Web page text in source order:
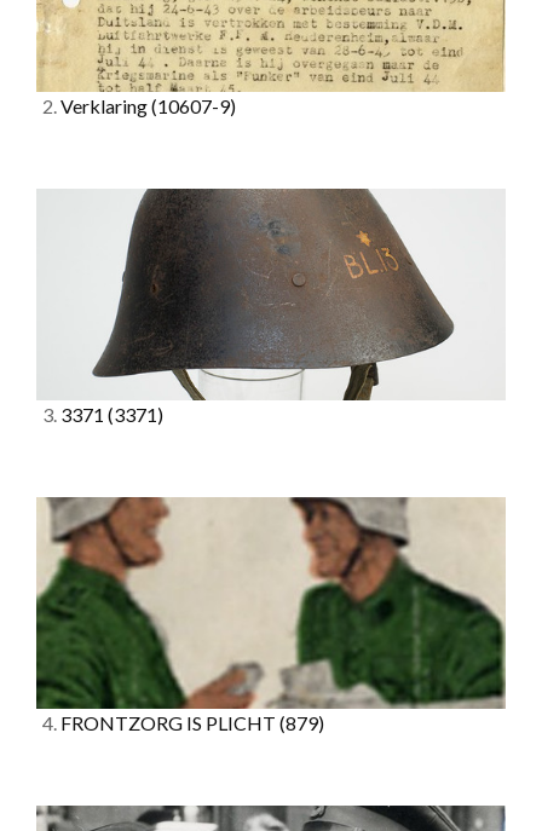
2.Verklaring(10607-9)
3. 3371 (3371)
4. FRONTZORG IS PLICHT (879)